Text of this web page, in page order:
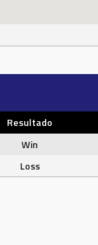
Resultado
Win
Loss